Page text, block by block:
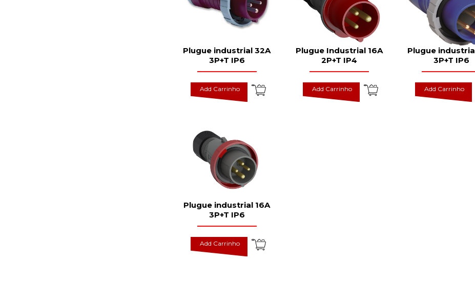
Plugue industrial 32A
3P+T IP6
Add Carrinho
Plugue Industrial 16A
2P+T IP4
Add Carrinho
Plugue
3P+T IP6
Add Carrinho
Plugue industrial 16A
3P+T IP6
Add Carrinho